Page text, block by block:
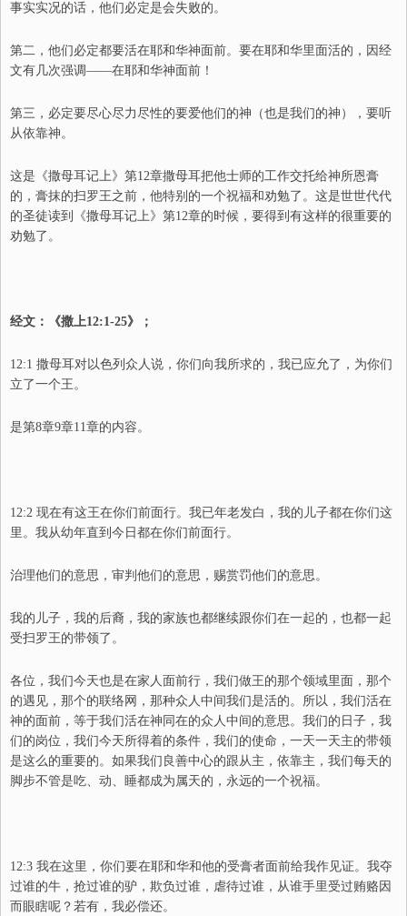
事实实况的话，他们必定是会失败的。
第二，他们必定都要活在耶和华神面前。要在耶和华里面活的，因经
文有几次强调——在耶和华神面前！
第三，必定要尽心尽力尽性的要爱他们的神（也是我们的神），要听
从依靠神。
这是《撒母耳记上》第12章撒母耳把他士师的工作交托给神所恩膏
的，膏抹的扫罗王之前，他特别的一个祝福和劝勉了。这是世世代代
的圣徒读到《撒母耳记上》第12章的时候，要得到有这样的很重要的
劝勉了。
经文：《撒上12:1-25》；
12:1 撒母耳对以色列众人说，你们向我所求的，我已应允了，为你们
立了一个王。
是第8章9章11章的内容。
12:2 现在有这王在你们前面行。我已年老发白，我的儿子都在你们这
里。我从幼年直到今日都在你们前面行。
治理他们的意思，审判他们的意思，赐赏罚他们的意思。
我的儿子，我的后裔，我的家族也都继续跟你们在一起的，也都一起
受扫罗王的带领了。
各位，我们今天也是在家人面前行，我们做王的那个领域里面，那个
的遇见，那个的联络网，那种众人中间我们是活的。所以，我们活在
神的面前，等于我们活在神同在的众人中间的意思。我们的日子，我
们的岗位， 我们今天所得着的条件， 我们的使命，一天一天主的带领
是这么的重要的。如果我们良善中心的跟从主，依靠主，我们每天的
脚步不管是吃、动、睡都成为属天的，永远的一个祝福。
12:3 我在这里，你们要在耶和华和他的受膏者面前给我作见证。我夺
过谁的牛，抢过谁的驴，欺负过谁，虐待过谁，从谁手里受过贿赂因
而眼瞎呢？若有，我必偿还。